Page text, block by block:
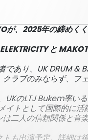
が、2025年の締めく
と
あり、UK DRUM &
ラブのみならず、フ
UKのLTJ Bukem率
トとして国際的に活
二人の信頼関係と音